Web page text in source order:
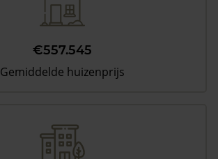
€557.545
Gemiddelde huizenprijs